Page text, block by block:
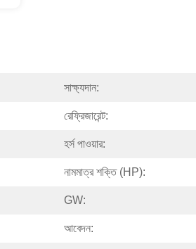
সাক্ষ্যদান:
রেফ্রিজারেন্ট:
হর্স পাওয়ার:
নামমাত্র শক্তি (HP):
GW:
আবেদন: